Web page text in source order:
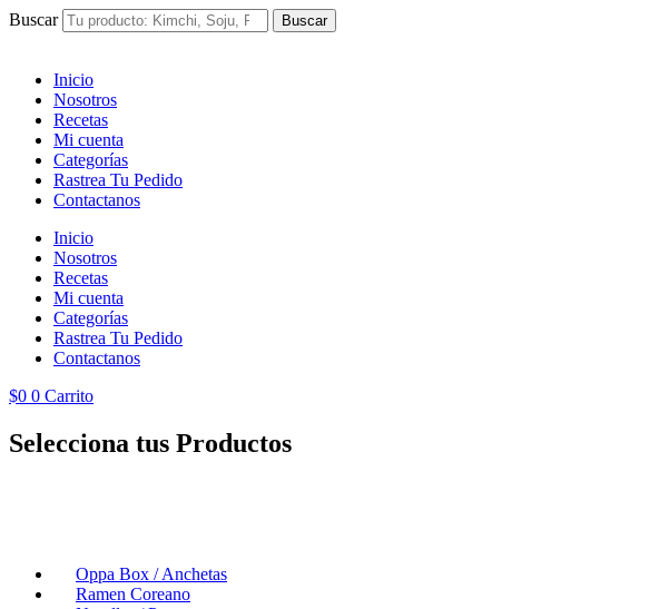
Ir
Buscar Buscar
Inicio
Nosotros
Recetas
Mi cuenta
Categorías
Rastrea Tu Pedido
Contactanos
Inicio
Nosotros
Recetas
Mi cuenta
Categorías
Rastrea Tu Pedido
Contactanos
$0 0 Carrito
Selecciona tus Productos
Oppa Box / Anchetas
Ramen Coreano